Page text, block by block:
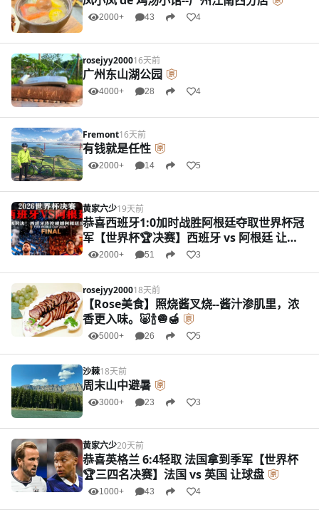
2000+ 43 4
rosejyy200016天前
广州东山湖公园
4000+ 28 4
Fremont16天前
有钱就是任性
2000+ 14 5
黄家六少19天前
恭喜西班牙1:0加时战胜阿根廷夺取世界杯冠
军【世界杯🏆决赛】西班牙 vs 阿根廷 让球
盘 2000+ 51 3
rosejyy200018天前
【Rose美食】照烧酱叉烧--酱汁渗肌里，浓
香更入味。🐷🍾🧅🍯
5000+ 26 5
沙棘18天前
周末山中避暑
3000+ 23 3
黄家六少20天前
恭喜英格兰 6:4轻取 法国拿到季军【世界杯
🏆三四名决赛】法国 vs 英国 让球盘
1000+ 43 4